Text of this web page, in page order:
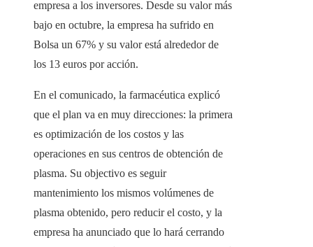
empresa a los inversores. Desde su valor más
bajo en octubre, la empresa ha sufrido en
Bolsa un 67% y su valor está alrededor de
los 13 euros por acción.
En el comunicado, la farmacéutica explicó
que el plan va en muy direcciones: la primera
es optimización de los costos y las
operaciones en sus centros de obtención de
plasma. Su objectivo es seguir
mantenimiento los mismos volúmenes de
plasma obtenido, pero reducir el costo, y la
empresa ha anunciado que lo hará cerrando